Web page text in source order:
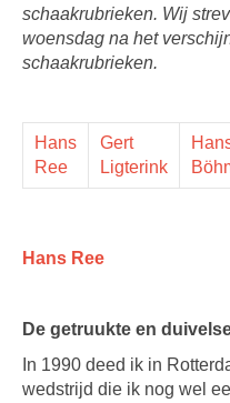
schaakrubrieken. Wij
woensdag na het
schaakrubrieken.
Hans
Ree
Gert
Ligterink
Hans Ree
De getruukte en
In 1990 deed ik in
wedstrijd die ik nog wel